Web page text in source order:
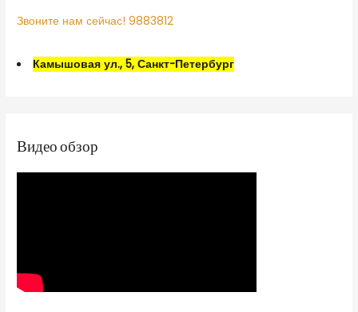
Звоните нам сейчас! 9883812
Камышовая ул., 5, Санкт-Петербург
Видео обзор